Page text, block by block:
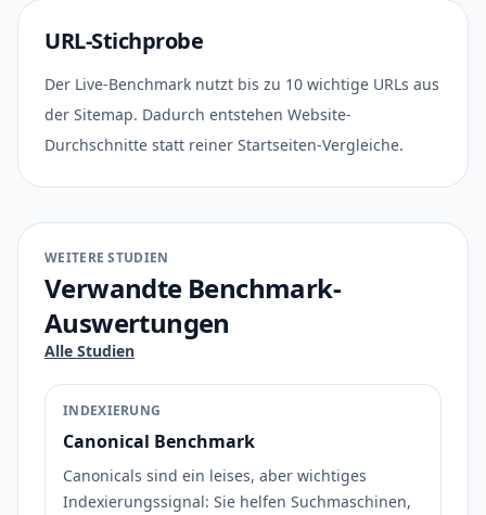
URL-Stichprobe
Der Live-Benchmark nutzt bis zu 10 wichtige URLs aus
der Sitemap. Dadurch entstehen Website-
Durchschnitte statt reiner Startseiten-Vergleiche.
WEITERE STUDIEN
Verwandte Benchmark-
Auswertungen
Alle Studien
INDEXIERUNG
Canonical Benchmark
Canonicals sind ein leises, aber wichtiges
Indexierungssignal: Sie helfen Suchmaschinen,